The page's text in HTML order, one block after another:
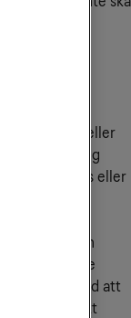
bankkort eller
personlig
exponeras eller
information
där den inte
ger dig tid att
det blir ett